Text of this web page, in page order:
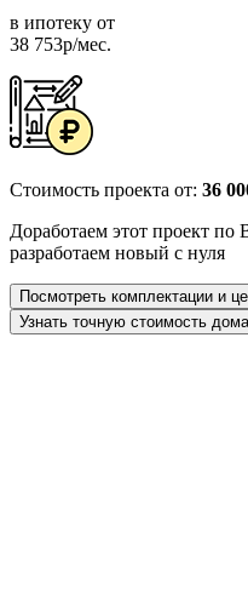
в ипотеку от
38 753р/мес.
Стоимость проекта от: 36
Доработаем этот проект
разработаем новый с нуля
Посмотреть комплектации и
Узнать точную стоимость дома